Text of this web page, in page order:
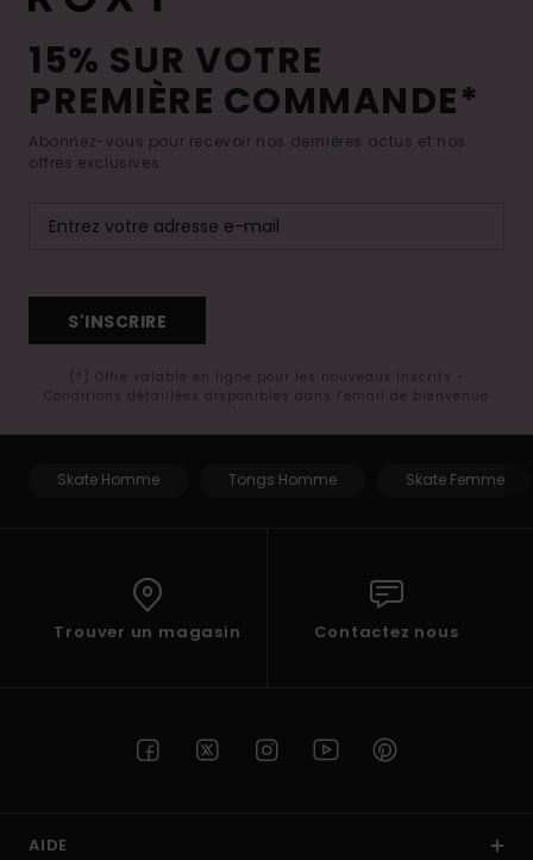
15% SUR VOTRE
PREMIÈRE COMMANDE*
Abonnez-vous pour recevoir nos dernières actus et nos
offres exclusives.
S'INSCRIRE
(*) Offre valable en ligne pour les nouveaux inscrits -
Conditions détaillées disponibles dans l'email de bienvenue
Skate Homme Tongs Homme Skate Femme
Trouver un magasin Contactez nous
AIDE